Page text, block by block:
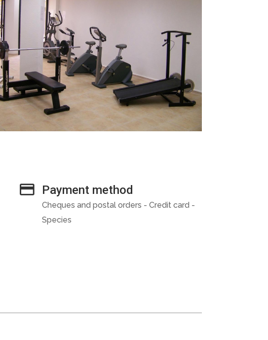
Payment method
Cheques and postal orders - Credit card -
Species